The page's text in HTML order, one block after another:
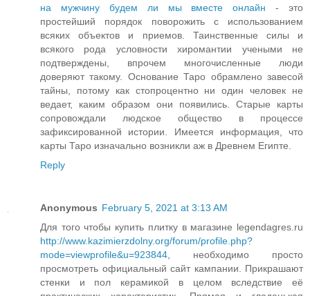
на мужчину будем ли мы вместе онлайн - это
простейший порядок поворожить с использованием
всяких объектов и приемов. Таинственные силы и
всякого рода условности хиромантии учеными не
подтверждены, впрочем многочисленные люди
доверяют такому. Основание Таро обрамлено завесой
тайны, потому как стопроцентно ни один человек не
ведает, каким образом они появились. Старые карты
сопровождали людское общество в процессе
зафиксированной истории. Имеется информация, что
карты Таро изначально возникли аж в Древнем Египте.
Reply
Anonymous February 5, 2021 at 3:13 AM
Для того чтобы купить плитку в магазине legendagres.ru
http://www.kazimierzdolny.org/forum/profile.php?
mode=viewprofile&u=923844 , необходимо просто
просмотреть официальный сайт кампании. Прикрашают
стенки и пол керамикой в целом вследствие её